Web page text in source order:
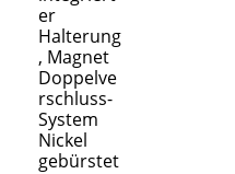
er
Halterung
, Magnet
Doppelve
rschluss-
System
Nickel
gebürstet